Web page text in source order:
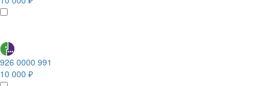
926 0000 991
10 000 ₽